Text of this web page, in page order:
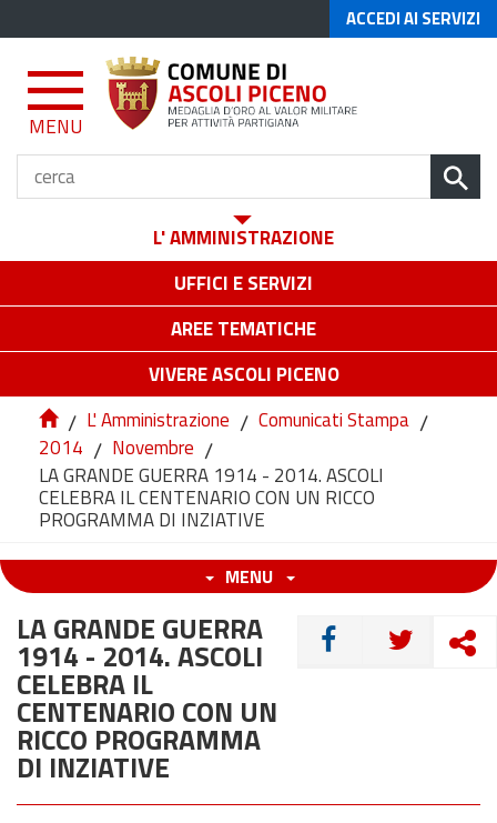
ACCEDI AI SERVIZI
MENU
L' AMMINISTRAZIONE
UFFICI E SERVIZI
AREE TEMATICHE
VIVERE ASCOLI PICENO
/ L' Amministrazione / Comunicati Stampa /
2014 / Novembre /
LA GRANDE GUERRA 1914 - 2014. ASCOLI
CELEBRA IL CENTENARIO CON UN RICCO
PROGRAMMA DI INZIATIVE
MENU
CONDIVIDI
LA GRANDE GUERRA
1914 - 2014. ASCOLI
CELEBRA IL
CENTENARIO CON UN
RICCO PROGRAMMA
DI INZIATIVE